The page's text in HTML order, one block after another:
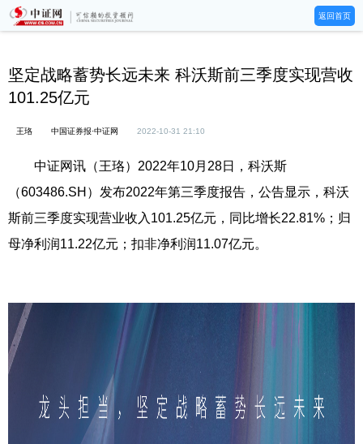
返回首页
坚定战略蓄势长远未来 科沃斯前三季度实现营收
101.25亿元
王珞 中国证券报·中证网 2022-10-31 21:10
中证网讯（王珞）2022年10月28日，科沃斯
（603486.SH）发布2022年第三季度报告，公告显示，科沃
斯前三季度实现营业收入101.25亿元，同比增长22.81%；归
母净利润11.22亿元；扣非净利润11.07亿元。